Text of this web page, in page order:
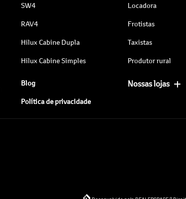
SW4
RAV4
Hilux Cabine Dupla
Hilux Cabine Simples
Locadora
Frotistas
Taxistas
Produtor rural
Blog
Política de privacidade
Nossas lojas